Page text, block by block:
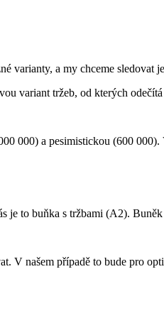
varianty, a my chceme sledovat
variant tržeb, od kterých
000) a pesimistickou (600
je to buňka s tržbami (A2).
V našem případě to bude pro